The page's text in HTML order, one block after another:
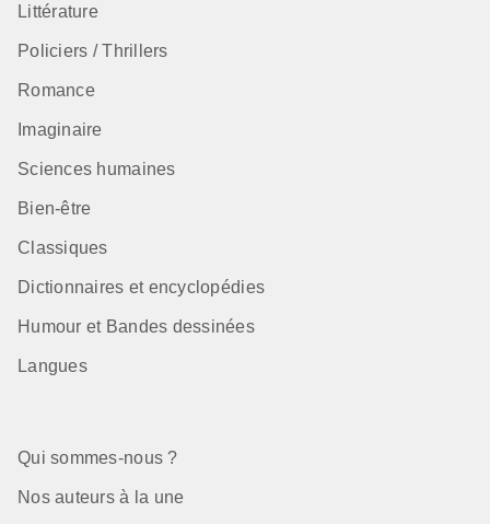
Littérature
Policiers / Thrillers
Romance
Imaginaire
Sciences humaines
Bien-être
Classiques
Dictionnaires et encyclopédies
Humour et Bandes dessinées
Langues
Qui sommes-nous ?
Nos auteurs à la une